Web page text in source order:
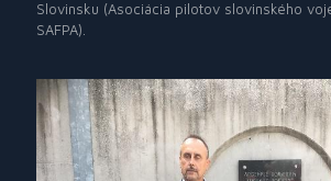
Slovinsku (Asociácia pilotov slovinského
SAFPA).